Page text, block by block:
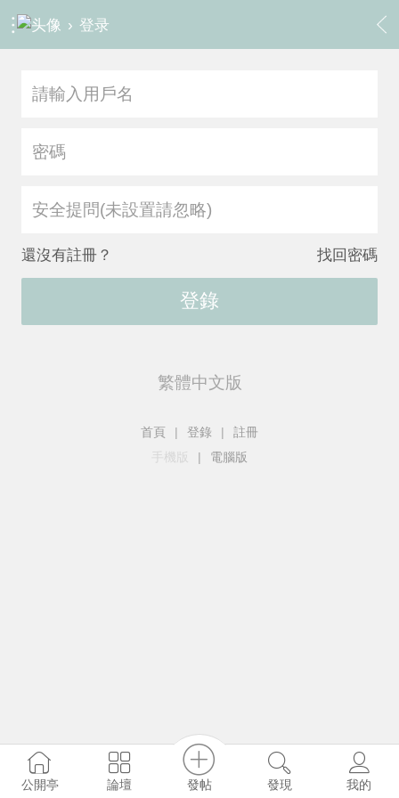
› 登录
安全提問(未設置請忽略)
還沒有註冊？ 找回密碼
登錄
繁體中文版
首頁 | 登錄 |
註冊
手機版
| 電腦版
公開亭 論壇 發帖 發現 我的